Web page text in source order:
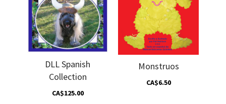
DLL Spanish
Collection
CA$125.00
Monstruos
CA$6.50